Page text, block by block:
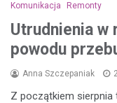
Komunikacja Remonty
Utrudnienia w
powodu
Anna Szczepaniak
Z początkiem